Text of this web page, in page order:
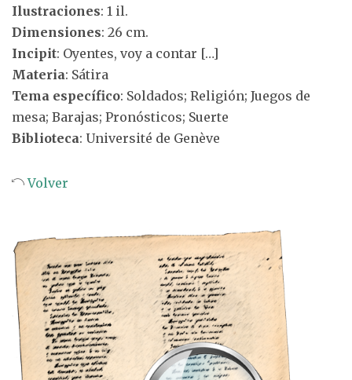
Ilustraciones: 1 il.
Dimensiones: 26 cm.
Incipit: Oyentes, voy a contar […]
Materia: Sátira
Tema específico: Soldados; Religión; Juegos de
mesa; Barajas; Pronósticos; Suerte
Biblioteca: Université de Genève
Volver